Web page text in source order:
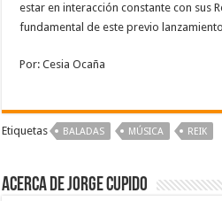
estar en interacción constante con sus
fundamental de este previo
Por: Cesia Ocaña
Etiquetas BALADAS MÚSICA REIK
Acerca de Jorge Cupido